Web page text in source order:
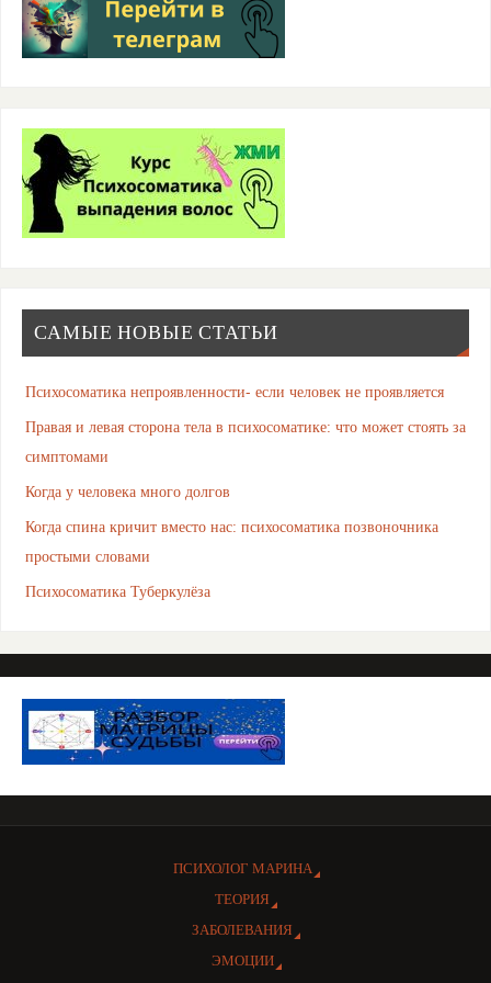
САМЫЕ НОВЫЕ СТАТЬИ
Психосоматика непроявленности- если человек не проявляется
Правая и левая сторона тела в психосоматике: что может стоять за
симптомами
Когда у человека много долгов
Когда спина кричит вместо нас: психосоматика позвоночника
простыми словами
Психосоматика Туберкулёза
ПСИХОЛОГ МАРИНА
ТЕОРИЯ
ЗАБОЛЕВАНИЯ
ЭМОЦИИ